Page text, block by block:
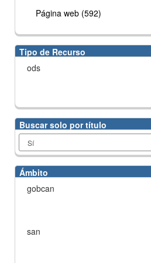
Página web (592)
Tipo de Recurso
ods
Buscar solo por título
Ámbito
gobcan
san